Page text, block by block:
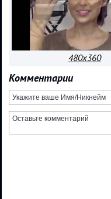
480x360
Комментарии